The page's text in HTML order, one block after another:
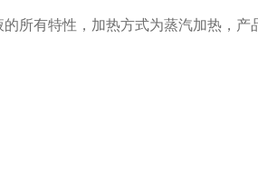
所有特性，加热方式为蒸汽加热，产